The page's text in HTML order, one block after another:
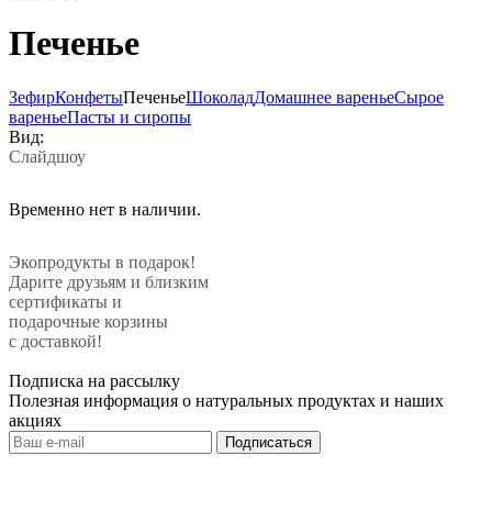
Печенье
ЗефирКонфетыПеченьеШоколадДомашнее вареньеСырое
вареньеПасты и сиропы
Вид:
Слайдшоу
Временно нет в наличии.
Экопродукты в подарок!
Дарите друзьям и близким
сертификаты и
подарочные корзины
с доставкой!
Подписка на рассылку
Полезная информация о натуральных продуктах и наших
акциях
Подписаться